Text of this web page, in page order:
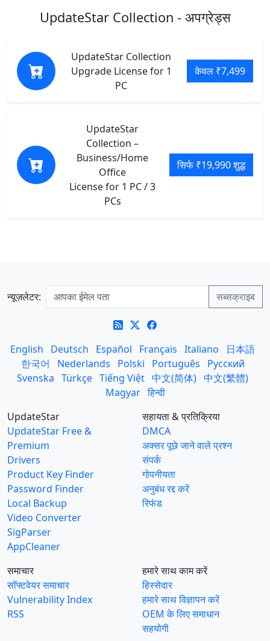
UpdateStar Collection - अपग्रेड्स
UpdateStar Collection
Upgrade License for 1
PC
केवल ₹7,499
UpdateStar
Collection –
Business/Home
Office
License for 1 PC / 3
PCs
सिर्फ ₹19,990 शुद्ध
न्यूज़लेटर:
English Deutsch Español Français Italiano
日本語
한국어
Nederlands Polski Português
Русский
Svenska Türkçe Tiếng Việt 中文(简体) 中文(繁體)
Magyar हिन्दी
UpdateStar
UpdateStar Free &
Premium
Drivers
Product Key Finder
Password Finder
Local Backup
Video Converter
SigParser
AppCleaner
सहायता & प्रतिक्रिया
DMCA
अक्सर पूछे जाने वाले प्रश्न
संपर्क
गोपनीयता
अनुबंध रद्द करें
रिफंड
समाचार
सॉफ्टवेयर समाचार
Vulnerability Index
RSS
हमारे साथ काम करें
हिस्सेदार
हमारे साथ विज्ञापन करें
OEM के लिए समाधान
सहयोगी